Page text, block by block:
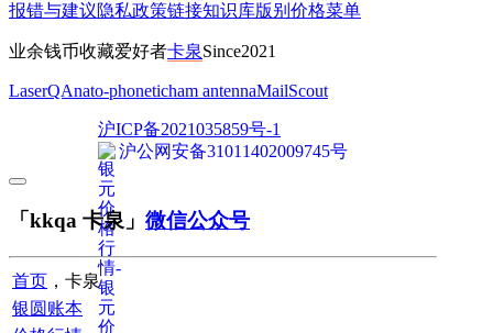
报错与建议隐私政策链接知识库版别 价格菜单
业余钱币收藏爱好者卡泉Since2021
LaserQAnato-phoneticham antennaMailScout
沪ICP备2021035859号-1
沪公网安备31011402009745号
「kkqa 卡泉」 微信公众号
首页 ，卡泉
银圆账本